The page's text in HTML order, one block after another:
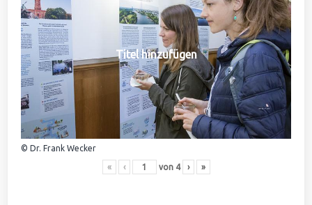
Titel hinzufügen
© Dr. Frank Wecker
« ‹ von 4 › »